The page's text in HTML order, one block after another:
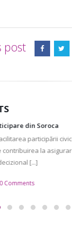
post
consiliului